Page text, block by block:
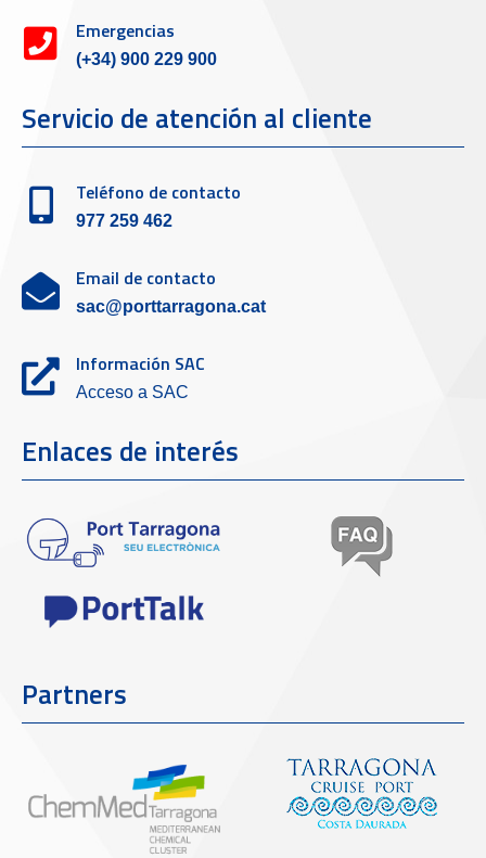
Emergencias
(+34) 900 229 900
Servicio de atención al cliente
Teléfono de contacto
977 259 462
Email de contacto
sac@porttarragona.cat
Información SAC
Acceso a SAC
Enlaces de interés
Partners